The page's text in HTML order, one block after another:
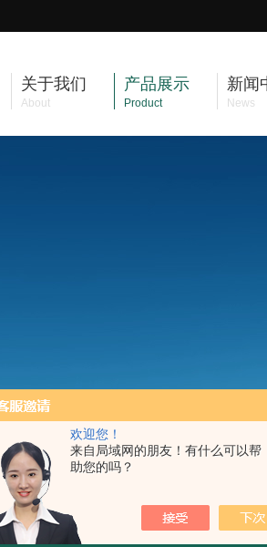
欢迎您！
来自局域网的朋友！有什么可以帮
助您的吗？
关于我们
About
产品展示
Product
新闻
News